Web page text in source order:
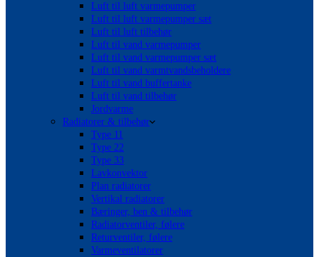
Luft til luft varmepumper
Luft til luft varmepumper sæt
Luft til luft tilbehør
Luft til vand varmepumper
Luft til vand varmepumper sæt
Luft til vand varmtvandsbeholdere
Luft til vand buffertanke
Luft til vand tilbehør
Jordvarme
Radiatorer & tilbehør
Type 11
Type 22
Type 33
Lavkonvektor
Plan radiatorer
Vertikal radiatorer
Bæringer, ben & tilbehør
Radiatorventiler, følere
Returventiler, følere
Varmeventilatorer